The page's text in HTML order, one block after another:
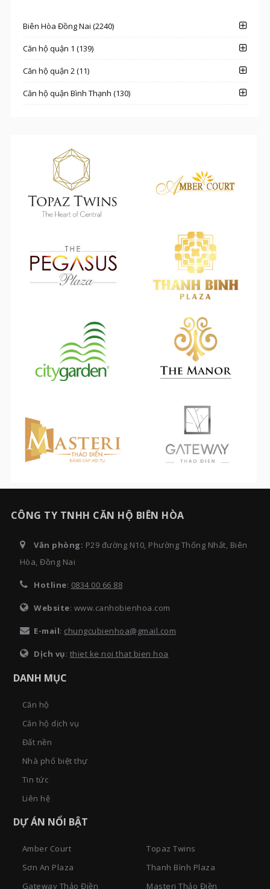
Biên Hòa Đồng Nai (2240)
Căn hộ quận 1 (139)
Căn hộ quận 2 (11)
Căn hộ quận Bình Thạnh (130)
CÔNG TY TNHH CĂN HỘ BIÊN HÒA
Văn phòng: P29 đường N10, Phường Thống Nhất, Biên
Hòa, Đồng Nai
Hotline: 0834 00 66 88
Website: www.canhobienhoa.com
E-mail: chungcubienhoa@gmail.com
Dịch vụ: thiet ke noi that bien hoa
DANH MỤC
Căn hộ
Căn hộ dịch vụ
Đất nền
Nhà phố biệt thự
Tin tức
Liên hệ
DỰ ÁN NỔI BẬT
Amber Court
Topaz Twins
Sơn An Plaza
Thanh Bình Plaza
Gateway Thảo Điền
Masteri Thảo Điền